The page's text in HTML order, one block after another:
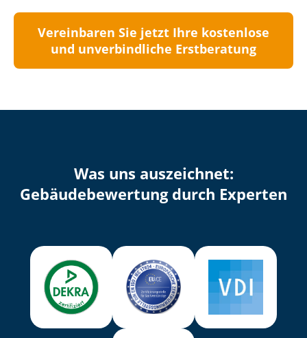
Vereinbaren Sie jetzt Ihre kostenlose
und unverbindliche Erstberatung
Was uns auszeichnet:
Ge­bäu­de­be­wer­tung durch Experten